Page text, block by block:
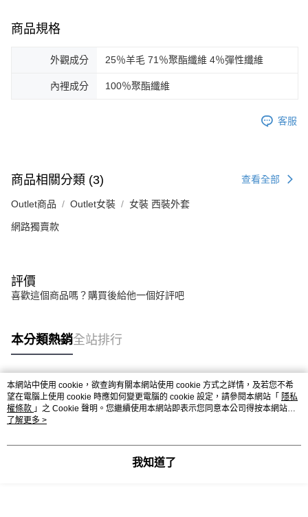
商品規格
外觀成分 25％羊毛 71％聚酯纖維 4％彈性纖維
內裡成分 100％聚酯纖維
客服
商品相關分類 (3) 查看全部
Outlet商品 Outlet女裝 女裝 西裝外套
網路獨賣款
評價
喜歡這個商品嗎？購買後給他一個好評吧
本分類熱銷全站排行
熱門標籤
本網站中使用 cookie，欲查詢有關本網站使用 cookie 方式之詳情，及若您不希
望在電腦上使用 cookie 時應如何變更電腦的 cookie 設定，請參閱本網站「 隱私
權條款 」之 Cookie 聲明。您繼續使用本網站即表示您同意本公司得按本網站使
用條款之 Cookie 聲明使用 cookie。
了解更多 >
我知道了